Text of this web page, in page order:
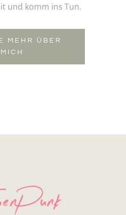
und komm ins Tun.
MEHR ÜBER
MICH